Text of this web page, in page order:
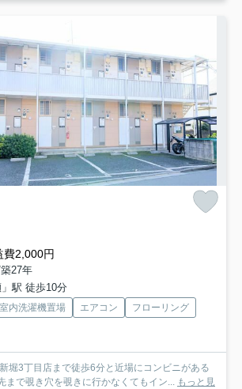
費2,000円
27年
駅 徒歩10分
室内洗濯機置場 エアコン
フローリング
堀3丁目店まで徒歩6分と近場にコンビニがある
まで覗き穴を覗きに行かなくてもイン... もっと見